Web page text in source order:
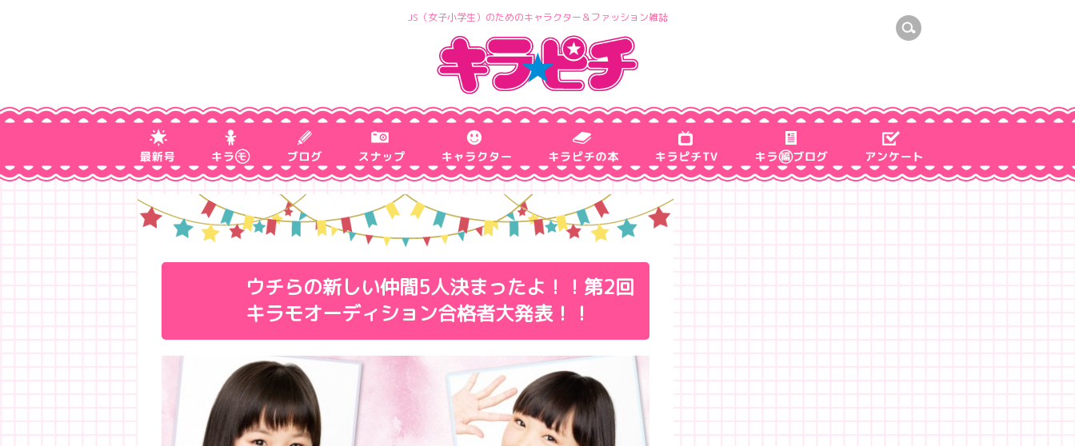
JS（女子小学生）のためのキャラクター＆ファッション雑誌
ウチらの新しい仲間5人決まったよ！！第2回
キラモオーディション合格者大発表！！